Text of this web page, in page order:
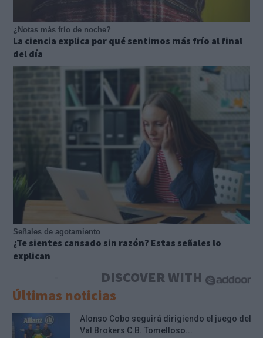
¿Notas más frío de noche?
La ciencia explica por qué sentimos más frío al final
del día
Señales de agotamiento
¿Te sientes cansado sin razón? Estas señales lo
explican
DISCOVER WITH
Últimas noticias
Alonso Cobo seguirá dirigiendo el juego del
Val Brokers C.B. Tomelloso...